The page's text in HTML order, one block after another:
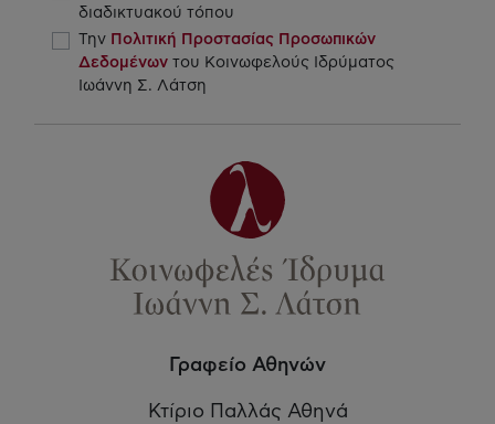
διαδικτυακού τόπου
Την Πολιτική Προστασίας Προσωπικών
Δεδομένων του Κοινωφελούς Ιδρύματος
Ιωάννη Σ. Λάτση
Γραφείο Αθηνών
Κτίριο Παλλάς Αθηνά